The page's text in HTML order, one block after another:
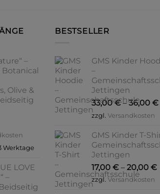
auf
der
Produktseite
gewählt
werden
–
Olive &
Werktage
LOVE
–
BESTSELLER
GMS Kinder
–
Jettingen
33,00€–36,00 €
zzgl. Versandkosten
GMS Kinder T-
Jettingen
17,00 € – 20,00 €
zzgl. Versandkosten